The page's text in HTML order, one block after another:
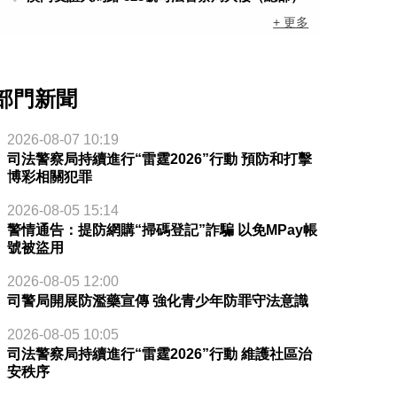
+ 更多
門新聞
2026-08-07 10:19
司法警察局持續進行“雷霆2026”行動 預防和打擊
博彩相關犯罪
2026-08-05 15:14
警情通告：提防網購“掃碼登記”詐騙 以免MPay帳
號被盜用
2026-08-05 12:00
司警局開展防濫藥宣傳 強化青少年防罪守法意識
2026-08-05 10:05
司法警察局持續進行“雷霆2026”行動 維護社區治
安秩序